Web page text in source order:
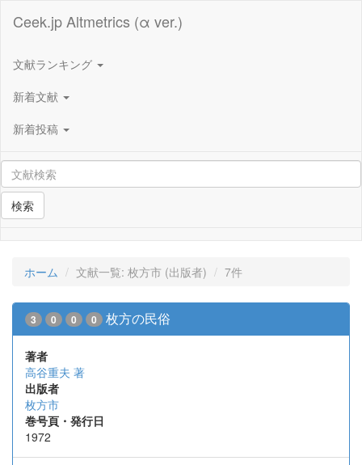
Ceek.jp Altmetrics (α ver.)
文献ランキング
新着文献
新着投稿
検索
ホーム 文献一覧: 枚方市 (出版者) 7件
3 0 0 0 枚方の民俗
著者
高谷重夫 著
出版者
枚方市
巻号頁・発行日
1972